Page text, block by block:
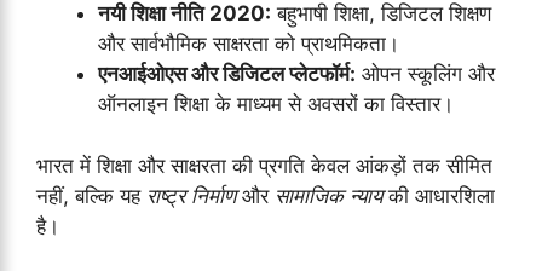
नयी शिक्षा नीति 2020: बहुभाषी शिक्षा, डिजिटल शिक्षण
और सार्वभौमिक साक्षरता को प्राथमिकता।
एनआईओएस और डिजिटल प्लेटफॉर्म: ओपन स्कूलिंग और
ऑनलाइन शिक्षा के माध्यम से अवसरों का विस्तार।
भारत में शिक्षा और साक्षरता की प्रगति केवल आंकड़ों तक सीमित
नहीं, बल्कि यह राष्ट्र निर्माणऔर सामाजिक न्यायकी आधारशिला
है।